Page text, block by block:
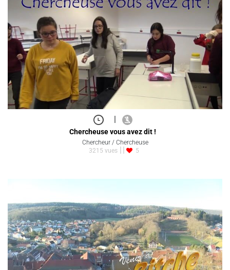
|
Chercheuse vous avez dit !
Chercheur / Chercheuse
3215 vues
5